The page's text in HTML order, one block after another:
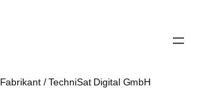
/ ‎TechniSat Digital GmbH